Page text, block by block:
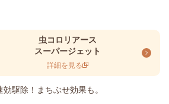
虫コロリアース
スーパージェット
詳細を見る
駆除！まちぶせ効果も。